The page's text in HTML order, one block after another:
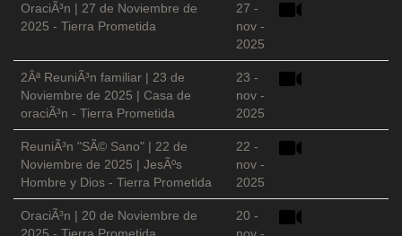
OraciÃ³n | 27 de Noviembre de
2025 - Tierra Prometida
27 -
nov -
2025
2Âª ReuniÃ³n familiar | 23 de
Noviembre de 2025 | Casa de
oraciÃ³n - Tierra Prometida
23 -
nov -
2025
ReuniÃ³n "SÃ© Sano" | 22 de
Noviembre de 2025 | JesÃºs
Hombre y Dios - Tierra Prometida
22 -
nov -
2025
OraciÃ³n | 20 de Noviembre de
20 -